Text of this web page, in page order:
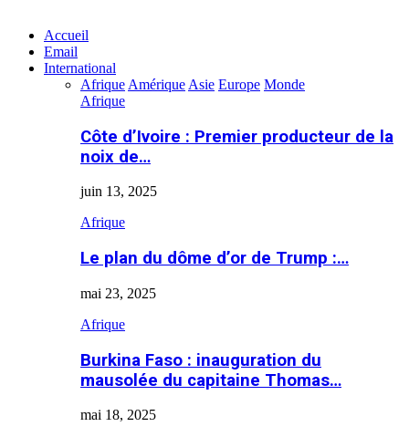
Accueil
Email
International
Afrique Amérique Asie Europe Monde
Afrique
Côte d’Ivoire : Premier producteur de la
noix de…
juin 13, 2025
Afrique
Le plan du dôme d’or de Trump :…
mai 23, 2025
Afrique
Burkina Faso : inauguration du
mausolée du capitaine Thomas…
mai 18, 2025